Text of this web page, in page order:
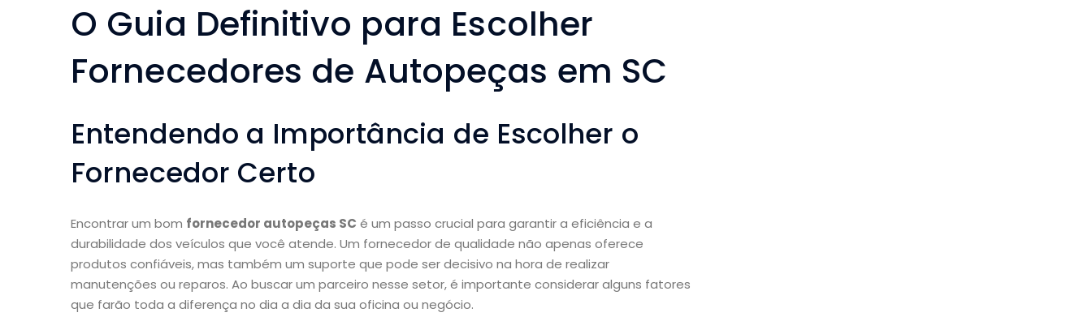
O Guia Definitivo para Escolher
Fornecedores de Autopeças em SC
Entendendo a Importância de Escolher o
Fornecedor Certo
Encontrar um bom fornecedor autopeças SC é um passo crucial para garantir a eficiência e a
durabilidade dos veículos que você atende. Um fornecedor de qualidade não apenas oferece
produtos confiáveis, mas também um suporte que pode ser decisivo na hora de realizar
manutenções ou reparos. Ao buscar um parceiro nesse setor, é importante considerar alguns fatores
que farão toda a diferença no dia a dia da sua oficina ou negócio.